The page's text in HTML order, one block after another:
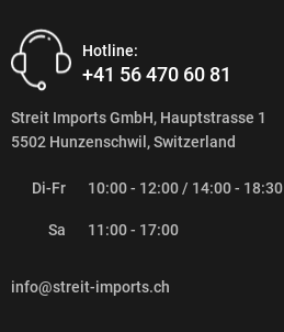
Hotline:
+41 56 470 60 81
Streit Imports GmbH, Hauptstrasse 1
5502 Hunzenschwil, Switzerland
Di-Fr 10:00 - 12:00 / 14:00 - 18:30
Sa 11:00 - 17:00
info@streit-imports.ch